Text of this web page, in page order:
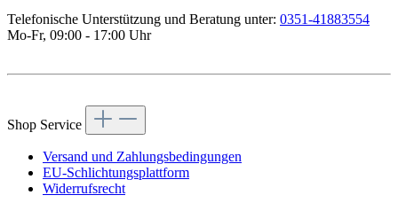
Telefonische Unterstützung und Beratung unter: 0351-41883554
Mo-Fr, 09:00 - 17:00 Uhr
Shop Service
Versand und Zahlungsbedingungen
EU-Schlichtungsplattform
Widerrufsrecht